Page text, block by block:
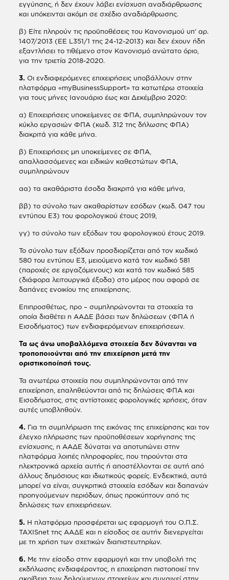
εγγύησης, ή δεν έχουν λάβει ενίσχυση αναδιάρθρωσης
και υπόκεινται ακόμη σε σχέδιο αναδιάρθρωσης.
β) Είτε πληρούν τις προϋποθέσεις του Κανονισμού υπ’ αρ.
1407/2013 (ΕΕ L351/1 της 24-12-2013) και δεν έχουν ήδη
εξαντλήσει το τιθέμενο στον Κανονισμό ανώτατο όριο,
για την τριετία 2018-2020.
3. Οι ενδιαφερόμενες επιχειρήσεις υποβάλλουν στην
πλατφόρμα «myBusinessSupport» τα κατωτέρω στοιχεία
για τους μήνες Ιανουάριο έως και Δεκέμβριο 2020:
α) Επιχειρήσεις υποκείμενες σε ΦΠΑ, συμπληρώνουν τον
κύκλο εργασιών ΦΠΑ (κωδ. 312 της δήλωσης ΦΠΑ)
διακριτά για κάθε μήνα.
β) Επιχειρήσεις μη υποκείμενες σε ΦΠΑ,
απαλλασσόμενες και ειδικών καθεστώτων ΦΠΑ,
συμπληρώνουν
αα) τα ακαθάριστα έσοδα διακριτά για κάθε μήνα,
ββ) το σύνολο των ακαθαρίστων εσόδων (κωδ. 047 του
εντύπου Ε3) του φορολογικού έτους 2019,
γγ) το σύνολο των εξόδων του φορολογικού έτους 2019.
Το σύνολο των εξόδων προσδιορίζεται από τον κωδικό
580 του εντύπου Ε3, μειούμενο κατά τον κωδικό 581
(παροχές σε εργαζόμενους) και κατά τον κωδικό 585
(διάφορα λειτουργικά έξοδα) στο μέρος που αφορά σε
δαπάνες ενοικίου της επιχείρησης.
Επιπροσθέτως, προ – συμπληρώνονται τα στοιχεία τα
οποία διαθέτει η ΑΑΔΕ βάσει των δηλώσεων (ΦΠΑ ή
Εισοδήματος) των ενδιαφερόμενων επιχειρήσεων.
Τα ως άνω υποβαλλόμενα στοιχεία δεν δύνανται να
τροποποιούνται από την επιχείρηση μετά την
οριστικοποίησή τους.
Τα ανωτέρω στοιχεία που συμπληρώνονται από την
επιχείρηση, επαληθεύονται από τις δηλώσεις ΦΠΑ και
Εισοδήματος, στις αντίστοιχες φορολογικές χρήσεις, όταν
αυτές υποβληθούν.
4. Για τη συμπλήρωση της εικόνας της επιχείρησης και τον
έλεγχο πλήρωσης των προϋποθέσεων χορήγησης της
ενίσχυσης, η ΑΑΔΕ δύναται να αποτυπώνει στην
πλατφόρμα λοιπές πληροφορίες, που τηρούνται στα
ηλεκτρονικά αρχεία αυτής ή αποστέλλονται σε αυτή από
άλλους δημόσιους και ιδιωτικούς φορείς. Ενδεικτικά, αυτά
μπορεί να είναι, συγκριτικά στοιχεία εσόδων και δαπανών
προηγούμενων περιόδων, όπως προκύπτουν από τις
δηλώσεις των επιχειρήσεων.
5. Η πλατφόρμα προσφέρεται ως εφαρμογή του Ο.Π.Σ.
TAXISnet της ΑΑΔΕ και η είσοδος σε αυτήν διενεργείται
με τη χρήση των σχετικών διαπιστευτηρίων.
6. Με την είσοδο στην εφαρμογή και την υποβολή της
εκδήλωσης ενδιαφέροντος, η επιχείρηση πιστοποιεί την
ακρίβεια των δηλούμενων στοιχείων και συναινεί στην